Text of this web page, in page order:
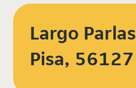
Largo
Pisa, 56127